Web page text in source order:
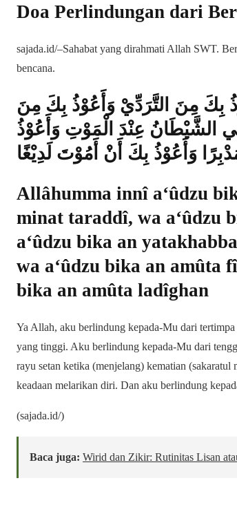
Doa Perlindungan dari
sajada.id/–Sahabat yang dirahmati Allah SWT.
bencana.
بِكَ مِنَ التَّرَدِّيْ وَأَعُوْذُ بِكَ مِنَ
الشَّيْطَانُ عِنْدَ الْمَوْتِ وَأَعُوْذُ
وَأَعُوْذُ بِكَ أَنْ أَمُوْتَ لَدِيْغًا
Allâhumma innî a‘ûdzu
minat taraddî, wa a‘ûdzu
a‘ûdzu bika an
wa a‘ûdzu bika an amûta
bika an amûta ladîghan
Ya Allah, aku berlindung kepada-Mu dari
yang tinggi. Aku berlindung kepada-Mu dari
rayu setan ketika (menjelang) kematian
keadaan melarikan diri. Dan aku berlindung
(sajada.id/)
Baca juga: Wirid dan Zikir: Rutinitas Lisan